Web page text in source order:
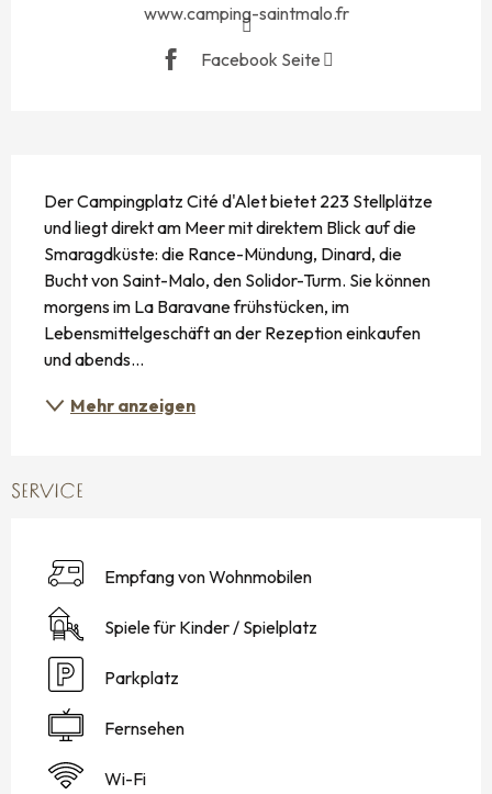
www.camping-saintmalo.fr
Facebook Seite
Der Campingplatz Cité d'Alet bietet 223 Stellplätze
und liegt direkt am Meer mit direktem Blick auf die
Smaragdküste: die Rance-Mündung, Dinard, die
Bucht von Saint-Malo, den Solidor-Turm. Sie können
morgens im La Baravane frühstücken, im
Lebensmittelgeschäft an der Rezeption einkaufen
und abends...
Mehr anzeigen
SERVICE
Empfang von Wohnmobilen
Spiele für Kinder / Spielplatz
Parkplatz
Fernsehen
Wi-Fi